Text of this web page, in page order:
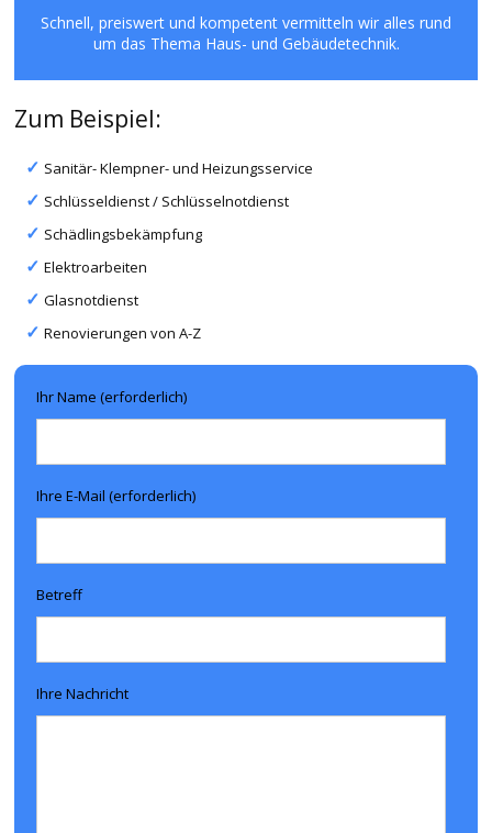
Schnell, preiswert und kompetent vermitteln wir alles rund
um das Thema Haus- und Gebäudetechnik.
Zum Beispiel:
Sanitär- Klempner- und Heizungsservice
Schlüsseldienst / Schlüsselnotdienst
Schädlingsbekämpfung
Elektroarbeiten
Glasnotdienst
Renovierungen von A-Z
Ihr Name (erforderlich)
Ihre E-Mail (erforderlich)
Betreff
Ihre Nachricht